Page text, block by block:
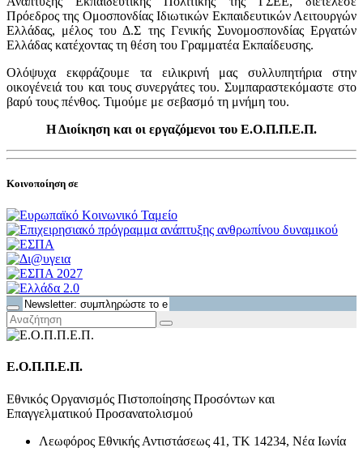
Πρόεδρος της Ομοσπονδίας Ιδιωτικών Εκπαιδευτικών Λειτουργών
Ελλάδας, μέλος του Δ.Σ της Γενικής Συνομοσπονδίας Εργατών
Ελλάδας κατέχοντας τη θέση του Γραμματέα Εκπαίδευσης.
Ολόψυχα εκφράζουμε τα ειλικρινή μας συλλυπητήρια στην
οικογένειά του και τους συνεργάτες του. Συμπαραστεκόμαστε στο
βαρύ τους πένθος. Τιμούμε με σεβασμό τη μνήμη του.
Η Διοίκηση και οι εργαζόμενοι του Ε.Ο.Π.Π.Ε.Π.
Κοινοποίηση σε
Ε.Ο.Π.Π.Ε.Π.
Εθνικός Οργανισμός Πιστοποίησης Προσόντων και
Επαγγελματικού Προσανατολισμού
Λεωφόρος Εθνικής Αντιστάσεως 41, ΤΚ 14234, Νέα Ιωνία